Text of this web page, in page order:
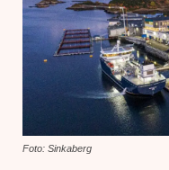
Foto: Sinkaberg